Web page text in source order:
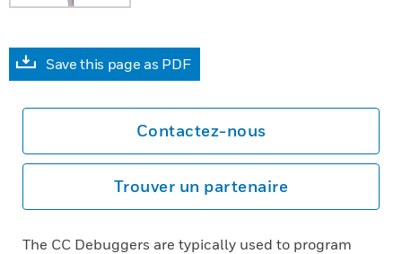
Save this page as PDF
Contactez-nous
Trouver un partenaire
The CC Debuggers are typically used to program